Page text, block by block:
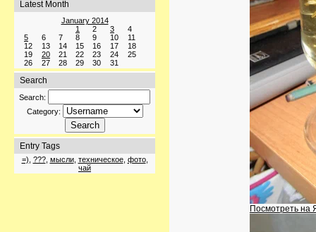
Latest Month
January 2014
1
2 3
4
5
6 7 8 9 10
11
12
13 14 15 16 17
18
19
20 21 22 23 24
25
26
27 28 29 30 31
Search
Search:
Category:
Entry Tags
=) ???, мысли, техническое, фото,
чай
Посмотреть на